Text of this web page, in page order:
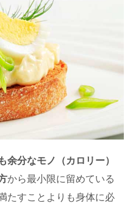
余分なモノ（カロリー）
から最小限に留めている
たすことよりも身体に必